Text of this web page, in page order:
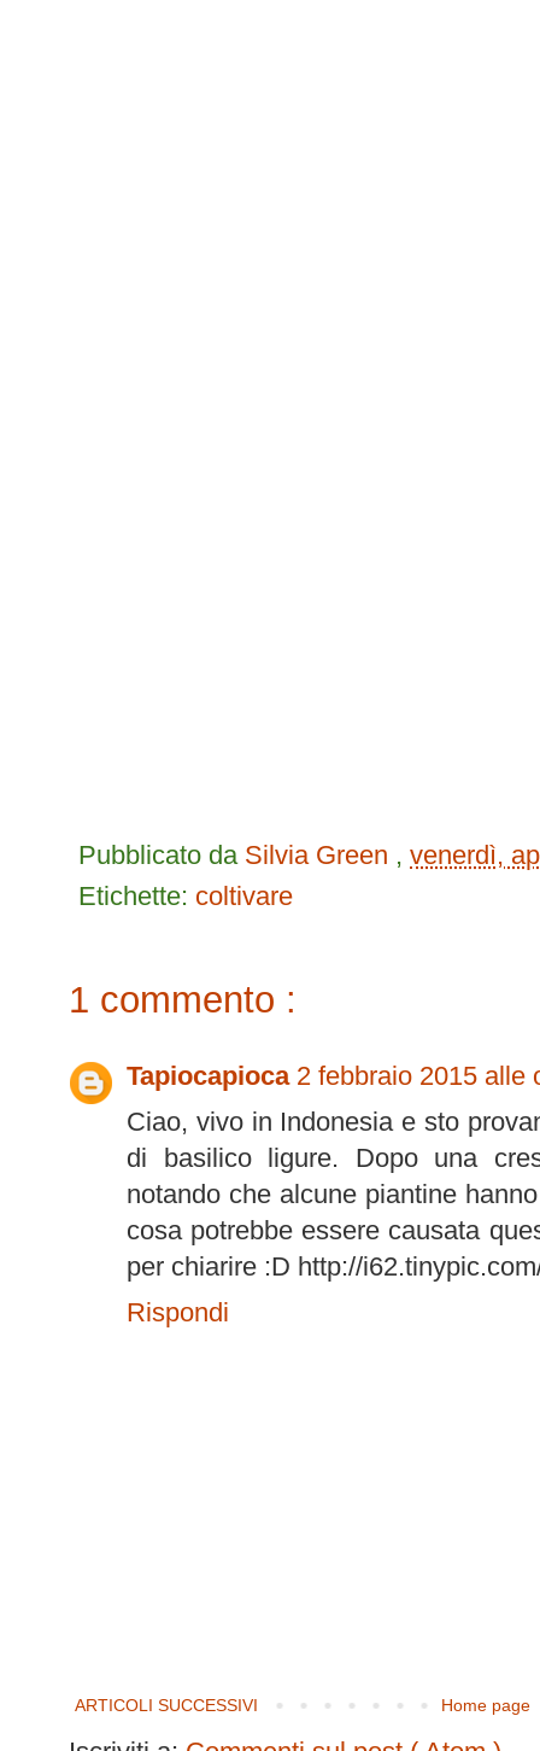
Pubblicato da Silvia Green , venerdì,
Etichette: coltivare
1 commento :
Tapiocapioca 2 febbraio 2015 alle
Ciao, vivo in Indonesia e sto
di basilico ligure. Dopo una
notando che alcune piantine
cosa potrebbe essere causata
per chiarire :D http://
Rispondi
ARTICOLI SUCCESSIVI Home page